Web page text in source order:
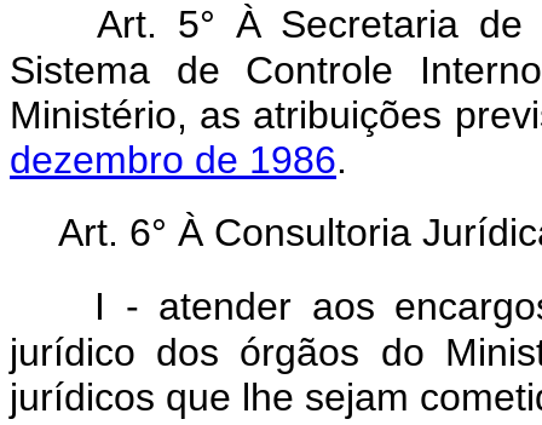
Art. 5° À Secretaria de
Sistema de Controle
Ministério, as atribuições
dezembro de 1986.
Art. 6° À Consultoria
I - atender aos
jurídico dos órgãos do
jurídicos que lhe sejam